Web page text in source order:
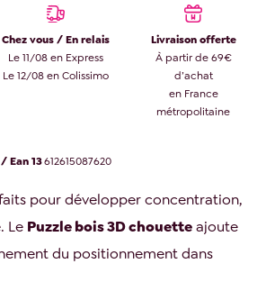
Chez vous / En relais
Le 11/08 en Express
Le 12/08 en Colissimo
Livraison offerte
À partir de 69€
d’achat
en France
métropolitaine
/ Ean 13612615087620
pour développer concentration,
Le Puzzle bois 3D chouetteajoute
du positionnement dans